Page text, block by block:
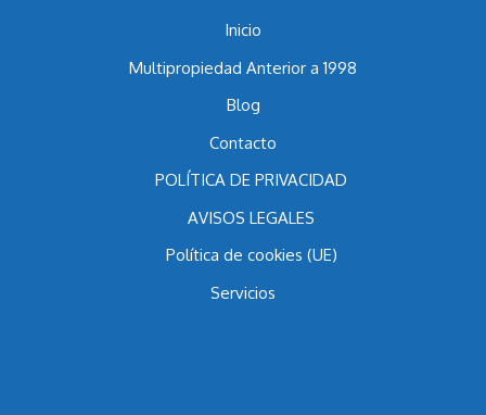
Inicio
Multipropiedad Anterior a 1998
Blog
Contacto
POLÍTICA DE PRIVACIDAD
AVISOS LEGALES
Política de cookies (UE)
Servicios